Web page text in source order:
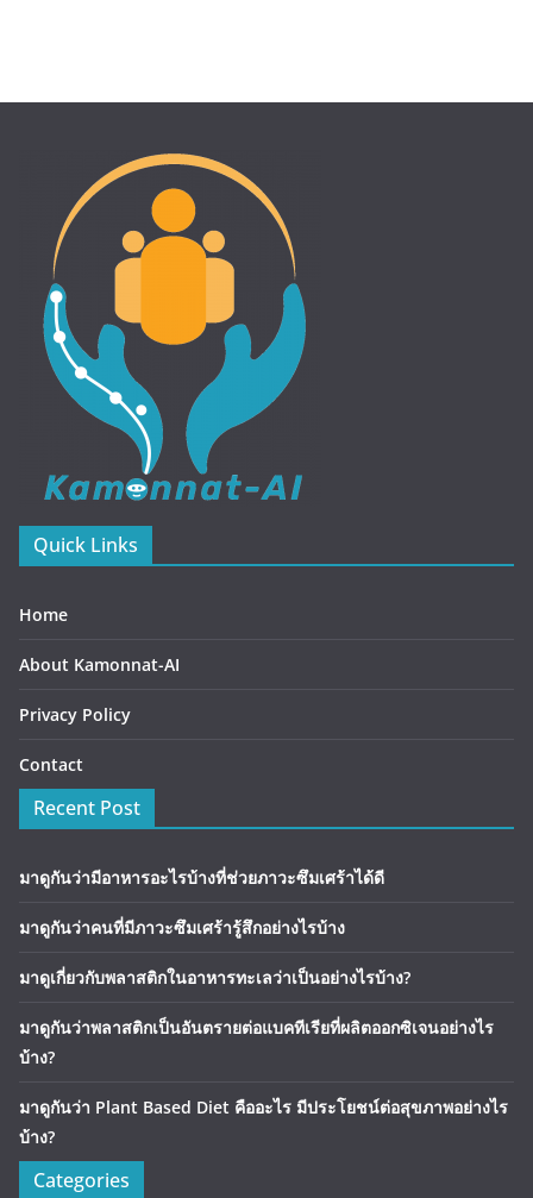
Quick Links
Home
About Kamonnat-AI
Privacy Policy
Contact
Recent Post
มาดูกันว่ามีอาหารอะไรบ้างที่ช่วยภาวะซึมเศร้าได้ดี
มาดูกันว่าคนที่มีภาวะซึมเศร้ารู้สึกอย่างไรบ้าง
มาดูเกี่ยวกับพลาสติกในอาหารทะเลว่าเป็นอย่างไรบ้าง?
มาดูกันว่าพลาสติกเป็นอันตรายต่อแบคทีเรียที่ผลิตออกซิเจนอย่างไร
บ้าง?
มาดูกันว่า Plant Based Diet คืออะไร มีประโยชน์ต่อสุขภาพอย่างไร
บ้าง?
Categories